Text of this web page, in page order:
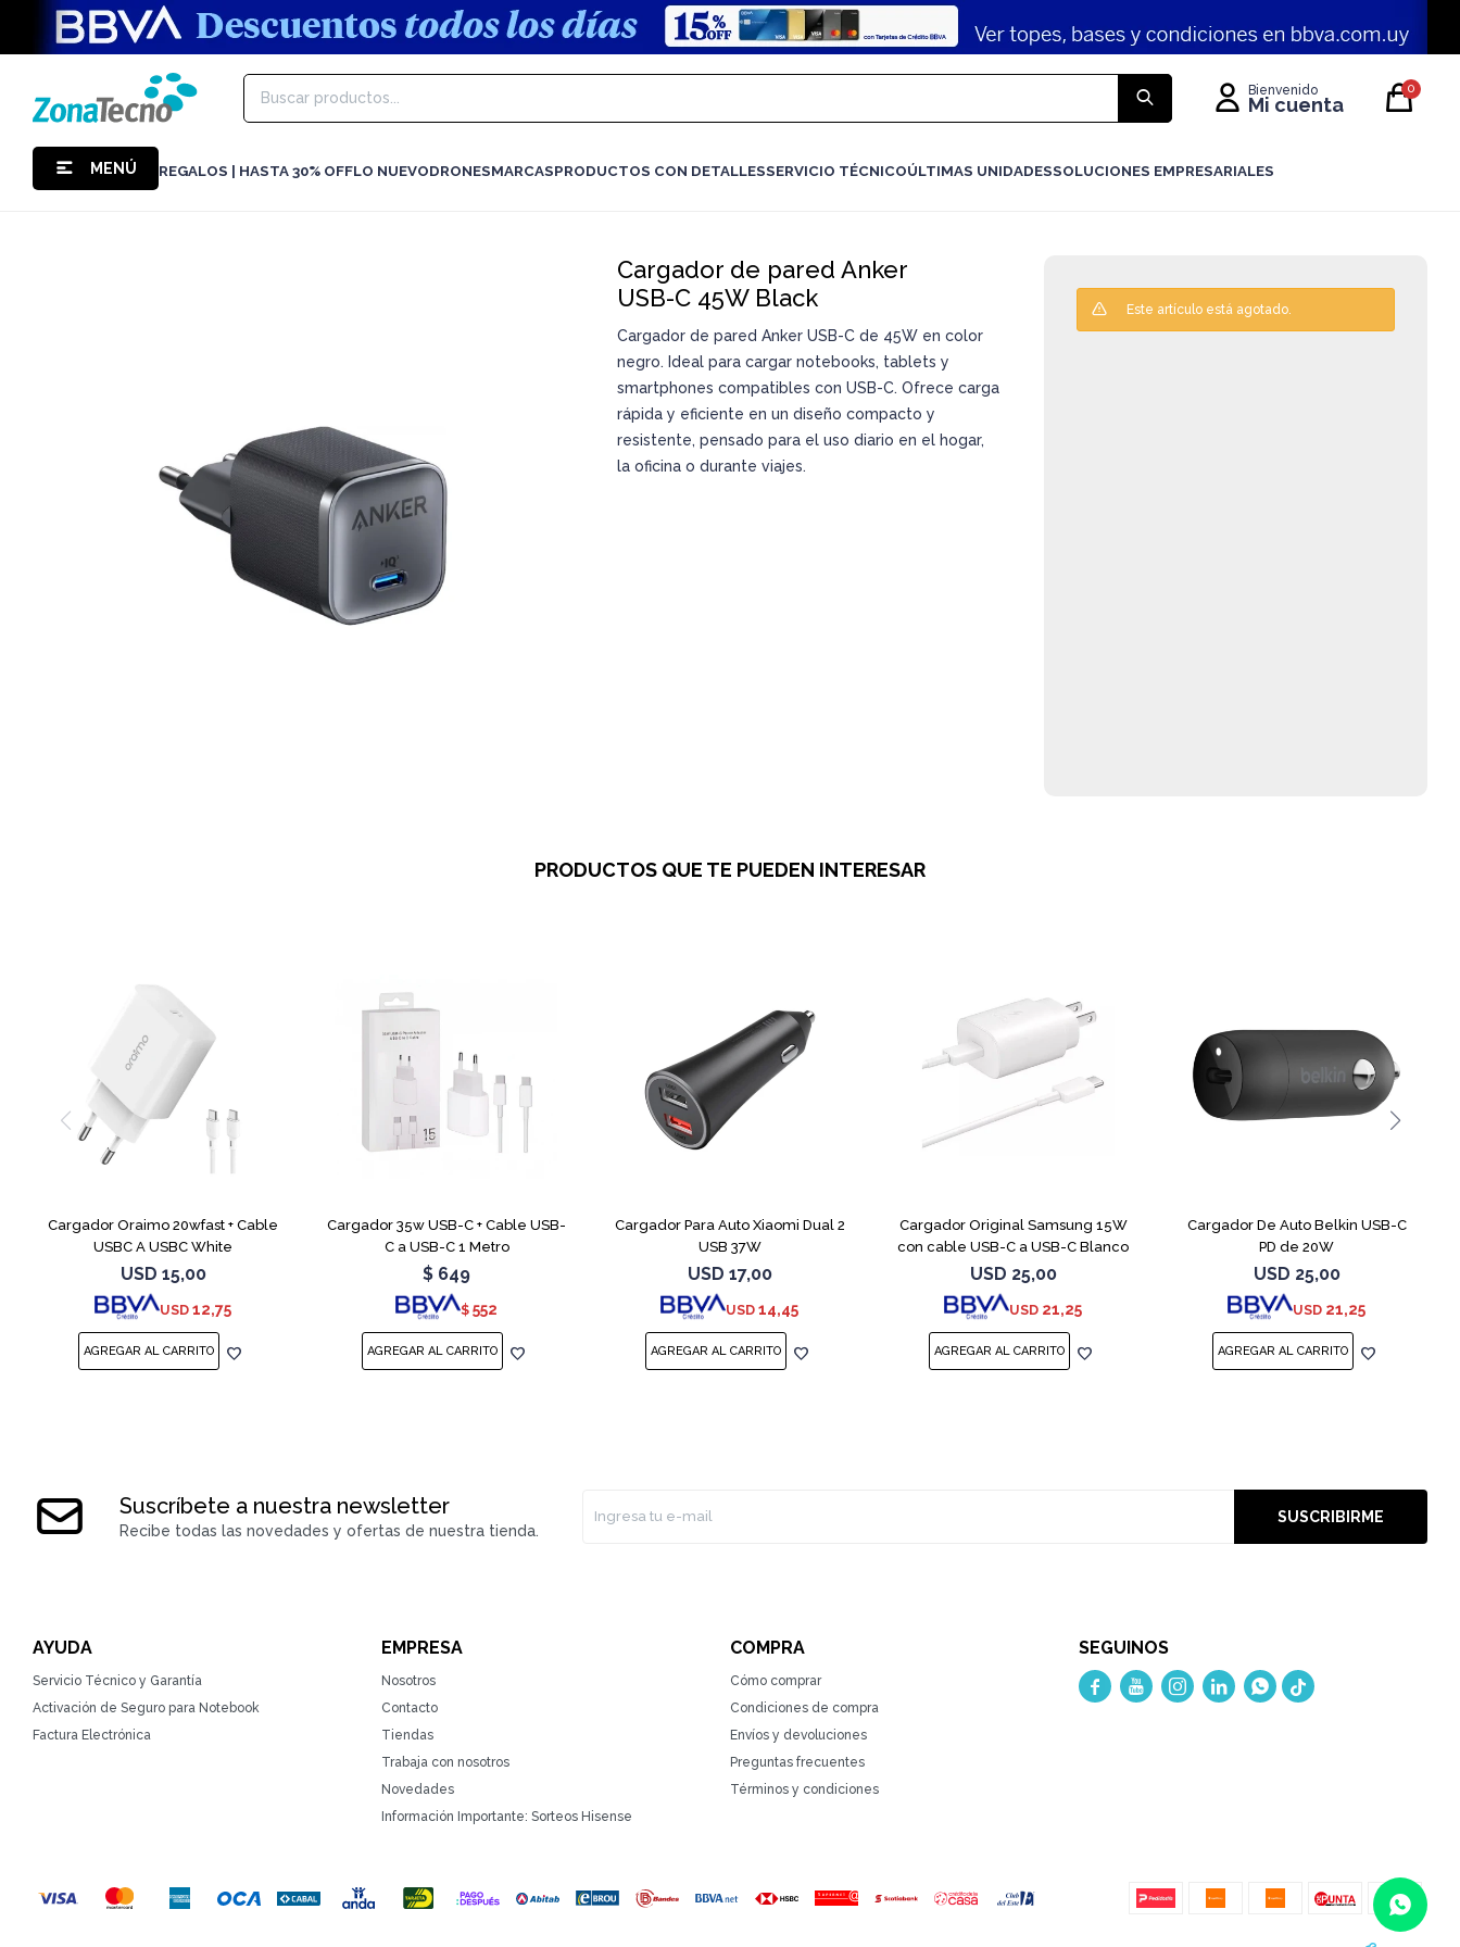
MENÚ REGALOS | HASTA 30% OFFLO NUEVODRONESMARCASPRODUCTOS CON DETALLESSERVICIO TÉCNICOÚLTIMAS UNIDADESSOLUCIONES EMPRESARIALES
0
Cargador de pared Anker
USB-C 45W Black
Cargador de pared Anker USB-C de 45W en color
negro. Ideal para cargar notebooks, tablets y
smartphones compatibles con USB-C. Ofrece carga
rápida y eficiente en un diseño compacto y
resistente, pensado para el uso diario en el hogar,
la oficina o durante viajes.
Este artículo está agotado.
PRODUCTOS QUE TE PUEDEN INTERESAR
Cargador Oraimo 20wfast + Cable
USBC A USBC White
USD 15,00
USD 12,75
Cargador 35w USB-C + Cable USB-
C a USB-C 1 Metro
$ 649
$ 552
Cargador Para Auto Xiaomi Dual 2
USB 37W
USD 17,00
USD 14,45
Cargador Original Samsung 15W
con cable USB-C a USB-C Blanco
USD 25,00
USD 21,25
Cargador De Auto Belkin USB-C
PD de 20W
USD 25,00
USD 21,25
Suscríbete a nuestra newsletter
Recibe todas las novedades y ofertas de nuestra tienda.
SUSCRIBIRME
AYUDA
Servicio Técnico y Garantía
Activación de Seguro para Notebook
Factura Electrónica
EMPRESA
Nosotros
Contacto
Tiendas
Trabaja con nosotros
Novedades
Información Importante: Sorteos Hisense
COMPRA
Cómo comprar
Condiciones de compra
Envíos y devoluciones
Preguntas frecuentes
Términos y condiciones
SEGUINOS
    